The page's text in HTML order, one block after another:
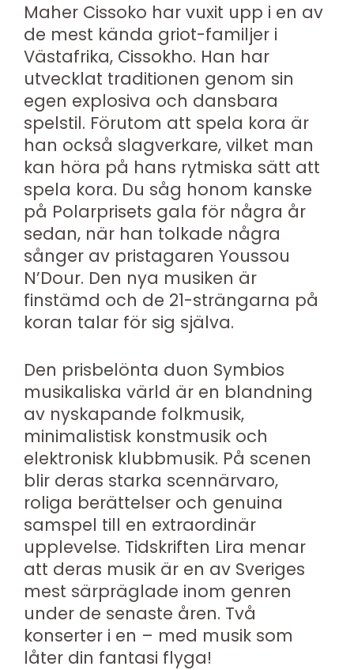
Maher Cissoko har vuxit upp i en av
de mest kända griot-familjer i
Västafrika, Cissokho. Han har
utvecklat traditionen genom sin
egen explosiva och dansbara
spelstil. Förutom att spela kora är
han också slagverkare, vilket man
kan höra på hans rytmiska sätt att
spela kora. Du såg honom kanske
på Polarprisets gala för några år
sedan, när han tolkade några
sånger av pristagaren Youssou
N’Dour. Den nya musiken är
finstämd och de 21-strängarna på
koran talar för sig själva.
Den prisbelönta duon Symbios
musikaliska värld är en blandning
av nyskapande folkmusik,
minimalistisk konstmusik och
elektronisk klubbmusik. På scenen
blir deras starka scennärvaro,
roliga berättelser och genuina
samspel till en extraordinär
upplevelse. Tidskriften Lira menar
att deras musik är en av Sveriges
mest särpräglade inom genren
under de senaste åren. Två
konserter i en – med musik som
låter din fantasi flyga!